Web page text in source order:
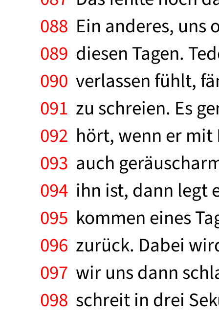
088 Ein anderes, uns
089 diesen Tagen.
090 verlassen fühlt,
091 zu schreien. Es
092 hört, wenn er mit
093 auch
094 ihn ist, dann legt
095 kommen eines
096 zurück. Dabei
097 wir uns dann
098 schreit in drei